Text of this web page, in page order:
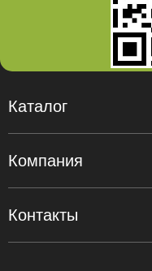
Контакты
Каталог
Компания